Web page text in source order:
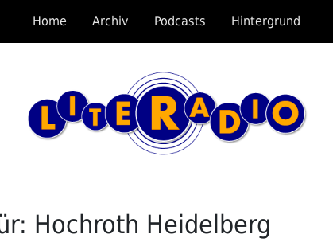
Home Archiv Podcasts Hintergrund
Hochroth Heidelberg